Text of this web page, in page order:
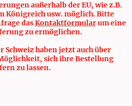
außerhalb der EU, wie z.B.
Königreich usw. möglich. Bitte
dasKontaktformularum eine
zu ermöglichen.
Schweiz haben jetzt auch über
sich ihre Bestellung
zu lassen.